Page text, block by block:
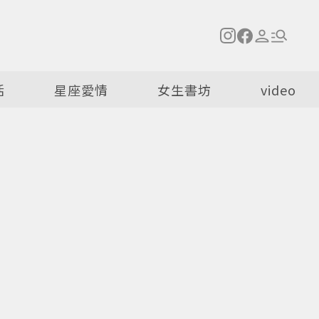
星座愛情 女生書坊 video